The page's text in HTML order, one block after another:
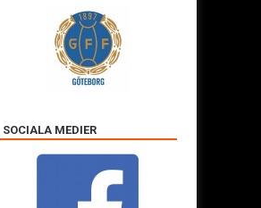
SOCIALA MEDIER